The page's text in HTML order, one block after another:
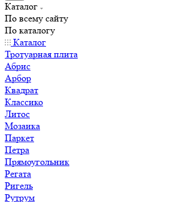
Каталог
По всему сайту
По каталогу
Каталог
Тротуарная плита
Абрис
Арбор
Квадрат
Классико
Литос
Мозаика
Паркет
Петра
Прямоугольник
Регата
Ригель
Рутрум